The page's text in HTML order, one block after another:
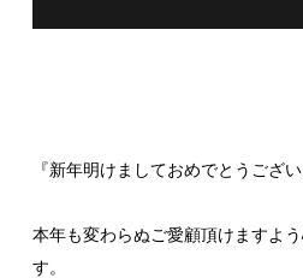
『新年明けましておめでとうござい
本年も変わらぬご愛顧頂けますよ
す。